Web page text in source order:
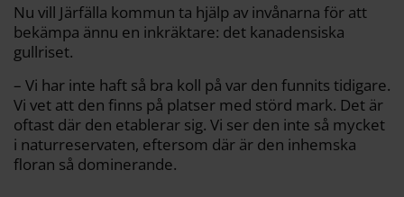
Nu vill Järfälla kommun ta hjälp av invånarna för att
bekämpa ännu en inkräktare: det kanadensiska
gullriset.
– Vi har inte haft så bra koll på var den funnits tidigare.
Vi vet att den finns på platser med störd mark. Det är
oftast där den etablerar sig. Vi ser den inte så mycket
i naturreservaten, eftersom där är den inhemska
floran så dominerande.